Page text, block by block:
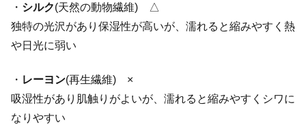
・ シルク(天然の動物繊維) △
独特の光沢があり保湿性が高いが、濡れると縮みやすく熱
や日光に弱い
・ レーヨン(再生繊維) ×
吸湿性があり肌触りがよいが、濡れると縮みやすくシワに
なりやすい